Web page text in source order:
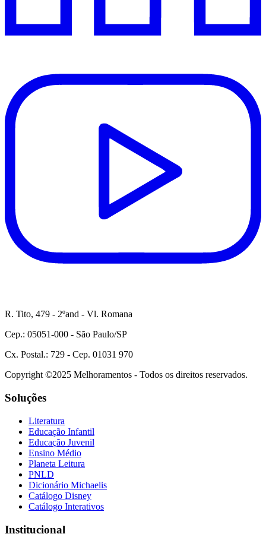
R. Tito, 479 - 2ºand - Vl. Romana
Cep.: 05051-000 - São Paulo/SP
Cx. Postal.: 729 - Cep. 01031 970
Copyright ©2025 Melhoramentos - Todos os direitos reservados.
Soluções
Literatura
Educação Infantil
Educação Juvenil
Ensino Médio
Planeta Leitura
PNLD
Dicionário Michaelis
Catálogo Disney
Catálogo Interativos
Institucional